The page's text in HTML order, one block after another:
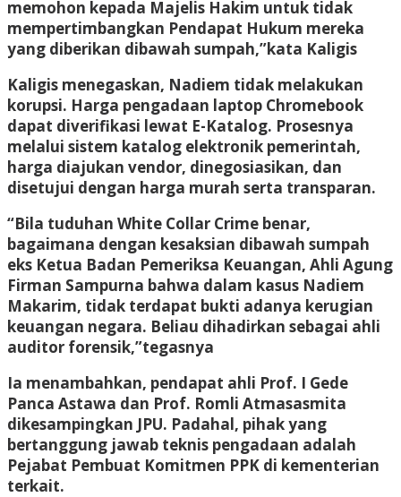
memohon kepada Majelis Hakim untuk tidak
mempertimbangkan Pendapat Hukum mereka
yang diberikan dibawah sumpah,”kata Kaligis
Kaligis menegaskan, Nadiem tidak melakukan
korupsi. Harga pengadaan laptop Chromebook
dapat diverifikasi lewat E-Katalog. Prosesnya
melalui sistem katalog elektronik pemerintah,
harga diajukan vendor, dinegosiasikan, dan
disetujui dengan harga murah serta transparan.
“Bila tuduhan White Collar Crime benar,
bagaimana dengan kesaksian dibawah sumpah
eks Ketua Badan Pemeriksa Keuangan, Ahli Agung
Firman Sampurna bahwa dalam kasus Nadiem
Makarim, tidak terdapat bukti adanya kerugian
keuangan negara. Beliau dihadirkan sebagai ahli
auditor forensik,”tegasnya
Ia menambahkan, pendapat ahli Prof. I Gede
Panca Astawa dan Prof. Romli Atmasasmita
dikesampingkan JPU. Padahal, pihak yang
bertanggung jawab teknis pengadaan adalah
Pejabat Pembuat Komitmen PPK di kementerian
terkait.